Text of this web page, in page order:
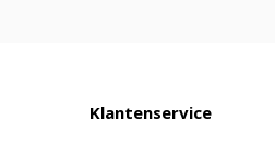
Klantenservice